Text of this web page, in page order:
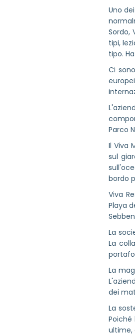
Uno
Sordo,
tipi,
tipo.
Ci
Parco
Il Viva
sul
bordo
Viva
Playa
La
La
La
dei
La
ultime,